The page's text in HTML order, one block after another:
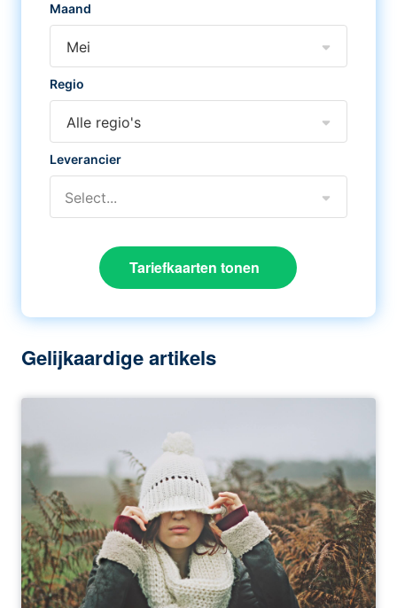
Maand
Mei
Regio
Alle regio's
Leverancier
Select...
Tariefkaarten tonen
Gelijkaardige artikels